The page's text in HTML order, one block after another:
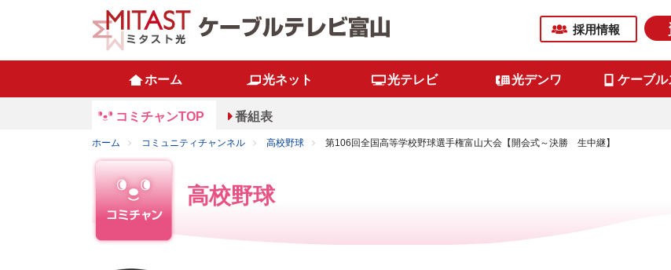
採用情報
ホーム 光ネット 光テレビ 光デンワ ケーブル
コミチャンTOP 番組表
ホーム コミュニティチャンネル 高校野球 第106回全国高等学校野球選手権富山大会【開会式～決勝 生中継】
高校野球